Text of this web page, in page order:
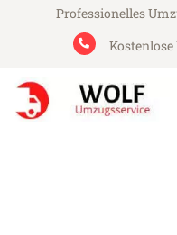
Professionelles